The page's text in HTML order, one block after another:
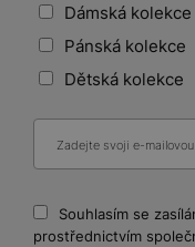
Dámská kolekce
Pánská kolekce
Dětská kolekce
Souhlasím se
prostřednictvím